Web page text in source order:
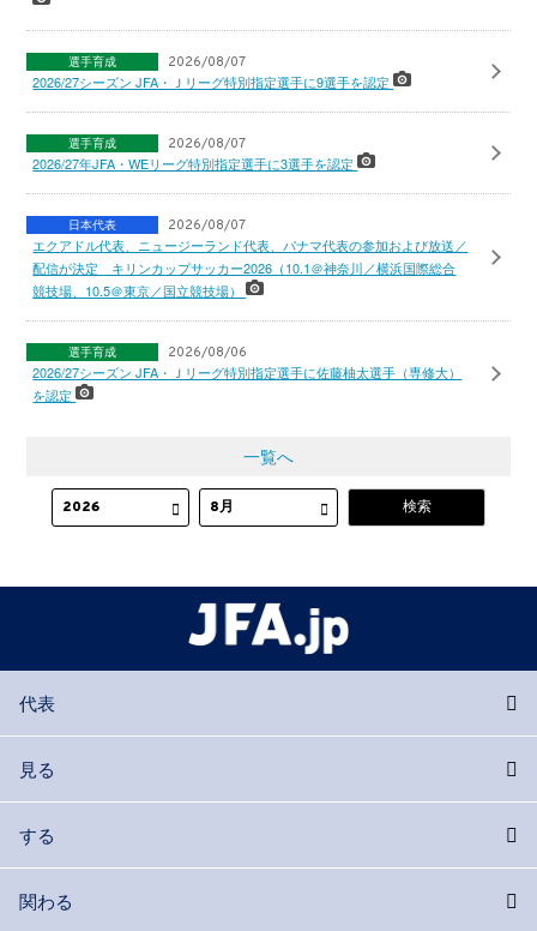
選手育成 2026/08/07
2026/27シーズン JFA・Ｊリーグ特別指定選手に9選手を認定
選手育成 2026/08/07
2026/27年JFA・WEリーグ特別指定選手に3選手を認定
日本代表 2026/08/07
エクアドル代表、ニュージーランド代表、パナマ代表の参加および放送／
配信が決定 キリンカップサッカー2026（10.1＠神奈川／横浜国際総合
競技場、10.5＠東京／国立競技場）
選手育成 2026/08/06
2026/27シーズン JFA・Ｊリーグ特別指定選手に佐藤柚太選手（専修大）
を認定
一覧へ
代表
見る
する
関わる